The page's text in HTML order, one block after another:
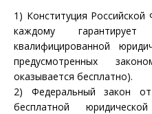
1) Конституция
каждому
квалифицированной
предусмотренных
оказывается бесплатно).
2) Федеральный закон
бесплатной